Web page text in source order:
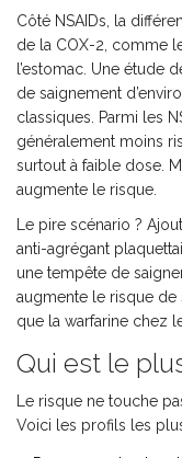
Côté NSAIDs, la
de la COX-2, comme
l’estomac. Une étude
de saignement
classiques. Parmi les
généralement moins
surtout à faible dose.
augmente le risque.
Le pire scénario ?
anti-agrégant
une tempête de
augmente le risque de
que la warfarine chez
Qui est le
Le risque ne touche
Voici les profils les